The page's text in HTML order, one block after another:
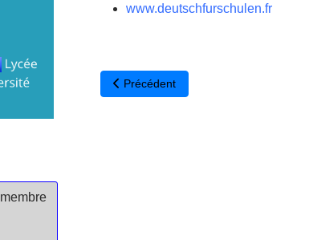
www.deutschfurschulen.fr
Article précédent : Comment préparer
Précédent